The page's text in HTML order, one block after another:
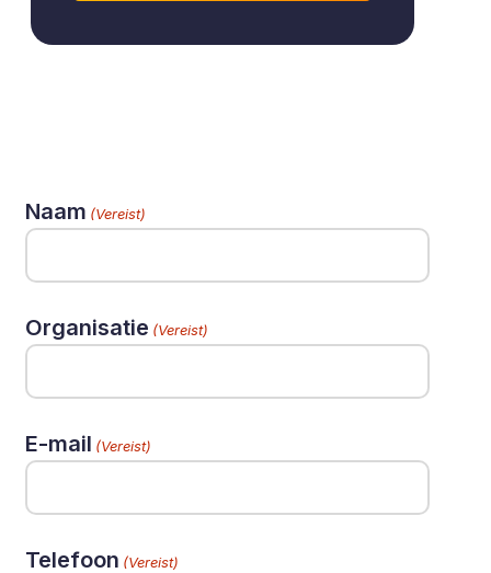
Naam (Vereist)
Organisatie (Vereist)
E-mail (Vereist)
Telefoon (Vereist)